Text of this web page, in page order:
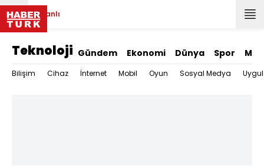
Canlı
Teknoloji Gündem Ekonomi Dünya Spor
Bilişim Cihaz İnternet Mobil Oyun Sosyal Medya